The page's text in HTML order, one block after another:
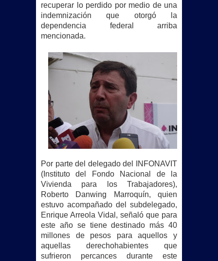
recuperar lo perdido por medio de una
indemnización que otorgó la
dependencia federal arriba
mencionada.
Por parte del delegado del INFONAVIT
(Instituto del Fondo Nacional de la
Vivienda para los Trabajadores),
Roberto Danwing Marroquín, quien
estuvo acompañado del subdelegado,
Enrique Arreola Vidal, señaló que para
este año se tiene destinado más 40
millones de pesos para aquellos y
aquellas derechohabientes que
sufrieron percances durante este